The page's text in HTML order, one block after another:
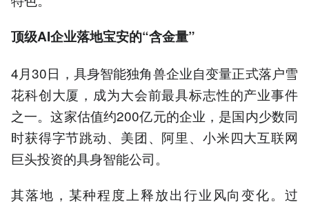
顶级AI企业落地宝安的“含金量”
4月30日，具身智能独角兽企业自变量正式落户雪
花科创大厦，成为大会前最具标志性的产业事件
之一。这家估值约200亿元的企业，是国内少数同
时获得字节跳动、美团、阿里、小米四大互联网
巨头投资的具身智能公司。
其落地，某种程度上释放出行业风向变化。过